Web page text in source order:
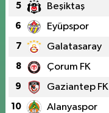
5 Beşiktaş
6 Eyüpspor
7 Galatasaray
8 Çorum FK
9 Gaziantep FK
10 Alanyaspor